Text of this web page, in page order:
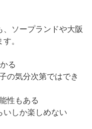
ソープランドや大阪
。
る
の気分次第ではでき
性もある
しか楽しめない